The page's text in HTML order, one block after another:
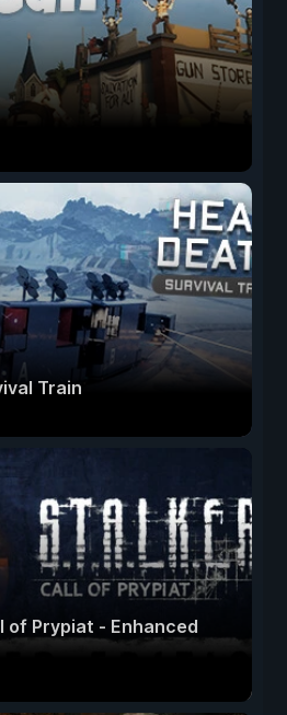
Train
of Prypiat - Enhanced